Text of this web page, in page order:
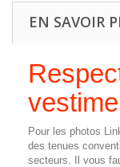
EN SAVOIR
Pour les photos
des tenues
secteurs. Il vous